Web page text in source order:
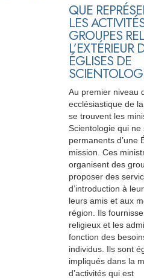
QUE
LES
GROUPES
L’EXTÉRIEUR
ÉGLISES DE
Au premier niveau
ecclésiastique de
se trouvent les
Scientologie qui ne
permanents d’une
mission. Ces
organisent des
proposer des
d’introduction à
leurs amis et aux
région. Ils
religieux et les
fonction des
individus. Ils sont
impliqués dans la
d’activités qui est